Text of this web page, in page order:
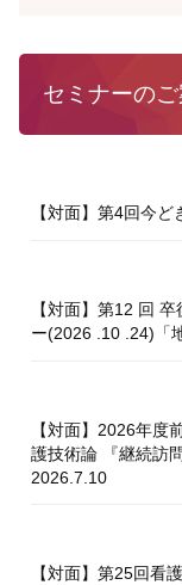
セミナーのご
【対面】第4回今
【対面】第12 回
ー(2026 .10 .24)「
【対面】2026年
護技術論 『継続訪
2026.7.10
【対面】第25回看